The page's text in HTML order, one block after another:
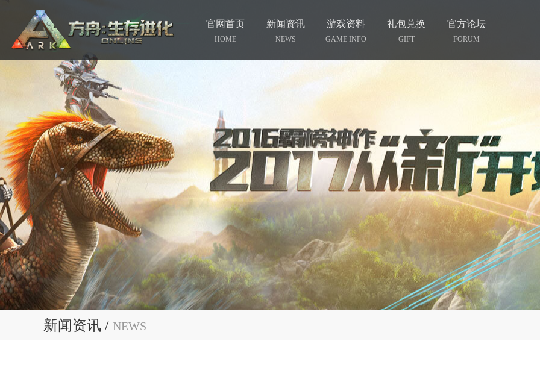
官网首页
HOME
新闻资讯
NEWS
游戏资料
GAME INFO
礼包兑换
GIFT
官方论坛
FORUM
新闻资讯 / NEWS